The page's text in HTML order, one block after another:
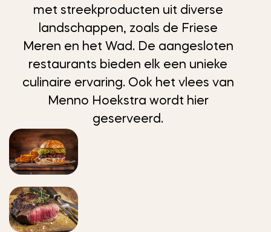
met streekproducten uit diverse
landschappen, zoals de Friese
Meren en het Wad. De aangesloten
restaurants bieden elk een unieke
culinaire ervaring. Ook het vlees van
Menno Hoekstra wordt hier
geserveerd.